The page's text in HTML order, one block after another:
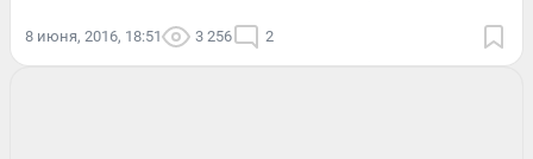
8 июня, 2016, 18:51 3 256 2